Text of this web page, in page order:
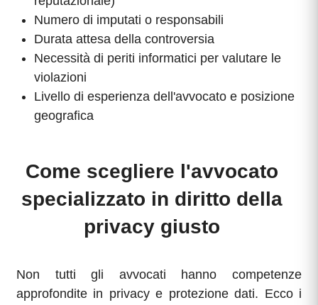
Numero di imputati o responsabili
Durata attesa della controversia
Necessità di periti informatici per valutare le
violazioni
Livello di esperienza dell'avvocato e posizione
geografica
Come scegliere l'avvocato
specializzato in diritto della
privacy giusto
Non tutti gli avvocati hanno competenze
approfondite in privacy e protezione dati. Ecco i